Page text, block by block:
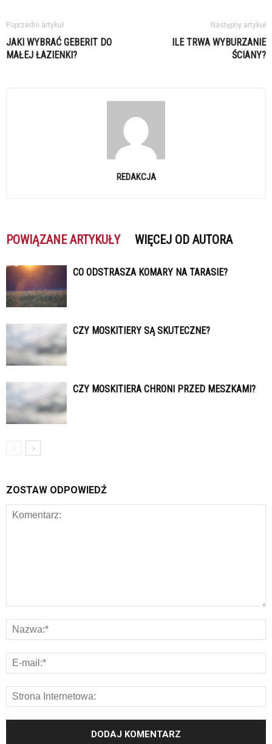
Poprzedni artykuł
JAKI WYBRAĆ GEBERIT DO
MAŁEJ ŁAZIENKI?
Następny artykuł
ILE TRWA WYBURZANIE
ŚCIANY?
REDAKCJA
POWIĄZANE ARTYKUŁY WIĘCEJ OD AUTORA
CO ODSTRASZA KOMARY NA TARASIE?
CZY MOSKITIERY SĄ SKUTECZNE?
CZY MOSKITIERA CHRONI PRZED MESZKAMI?
ZOSTAW ODPOWIEDŹ